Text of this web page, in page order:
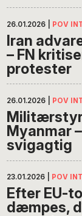
26.01.2026 POV
Iran
– FN
protester
26.01.2026 POV
Myanmar
svigagtig
23.01.2026 POV
Efter EU-
dæmpes,